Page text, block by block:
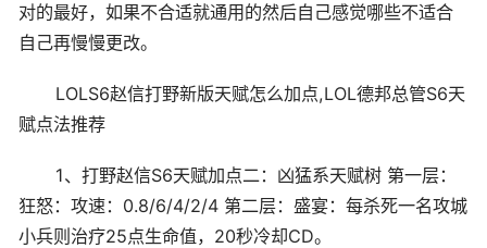
对的最好，如果不合适就通用的然后自己感觉哪些不适合
自己再慢慢更改。
LOLS6赵信打野新版天赋怎么加点,LOL德邦总管S6天
赋点法推荐
1、打野赵信S6天赋加点二：凶猛系天赋树 第一层：
狂怒：攻速：0.8/6/4/2/4 第二层：盛宴：每杀死一名攻城
小兵则治疗25点生命值，20秒冷却CD。